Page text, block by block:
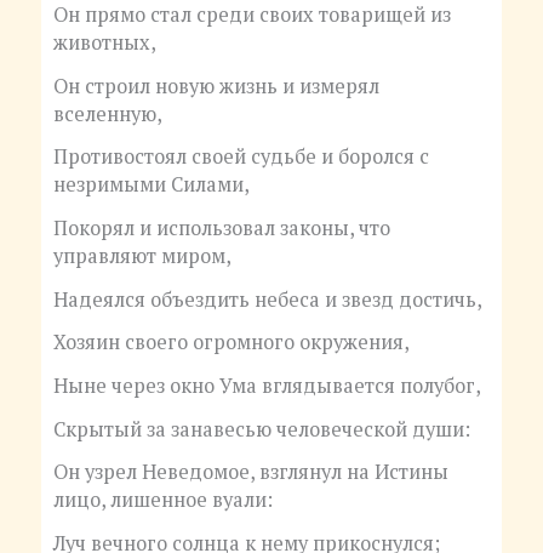
Он прямо стал среди своих товарищей из
животных,
Он строил новую жизнь и измерял
вселенную,
Противостоял своей судьбе и боролся с
незримыми Силами,
Покорял и использовал законы, что
управляют миром,
Надеялся объездить небеса и звезд достичь,
Хозяин своего огромного окружения,
Ныне через окно Ума вглядывается полубог,
Скрытый за занавесью человеческой души:
Он узрел Неведомое, взглянул на Истины
лицо, лишенное вуали:
Луч вечного солнца к нему прикоснулся;